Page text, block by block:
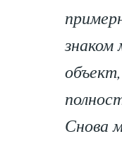
Снова